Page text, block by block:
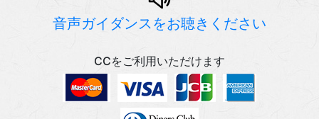
音声ガイダンスをお聴きください
CCをご利用いただけます